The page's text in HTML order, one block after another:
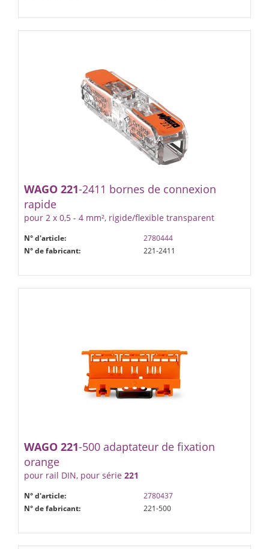
WAGO 221-2411 bornes de connexion
rapide
pour 2 x 0,5 - 4 mm², rigide/flexible transparent
N° d'article:
2780444
N° de fabricant:
221-2411
WAGO 221-500 adaptateur de fixation
orange
pour rail DIN, pour série 221
N° d'article:
2780437
N° de fabricant:
221-500